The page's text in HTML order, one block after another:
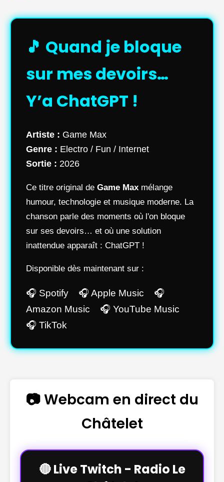
🎵 Quand je bloque
sur mes devoirs…
Y’a ChatGPT !
Artiste : Game Max
Genre : Electro / Fun / Internet
Sortie : 2026
Ce titre original de Game Max mélange
humour, technologie et musique moderne. La
chanson parle des moments où l'on bloque
sur ses devoirs… et où une solution
inattendue apparaît : ChatGPT !
Disponible dès maintenant sur :
🎧 Spotify 🎧 Apple Music 🎧
Amazon Music 🎧 YouTube Music
🎧 TikTok
📷 Webcam en direct du
Châtelet
🔴 Live Twitch - Radio Le